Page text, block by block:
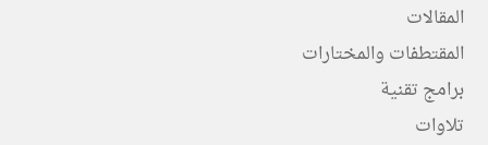
المقالات
المقتطفات والمختارات
برامج تقنية
تلاوات